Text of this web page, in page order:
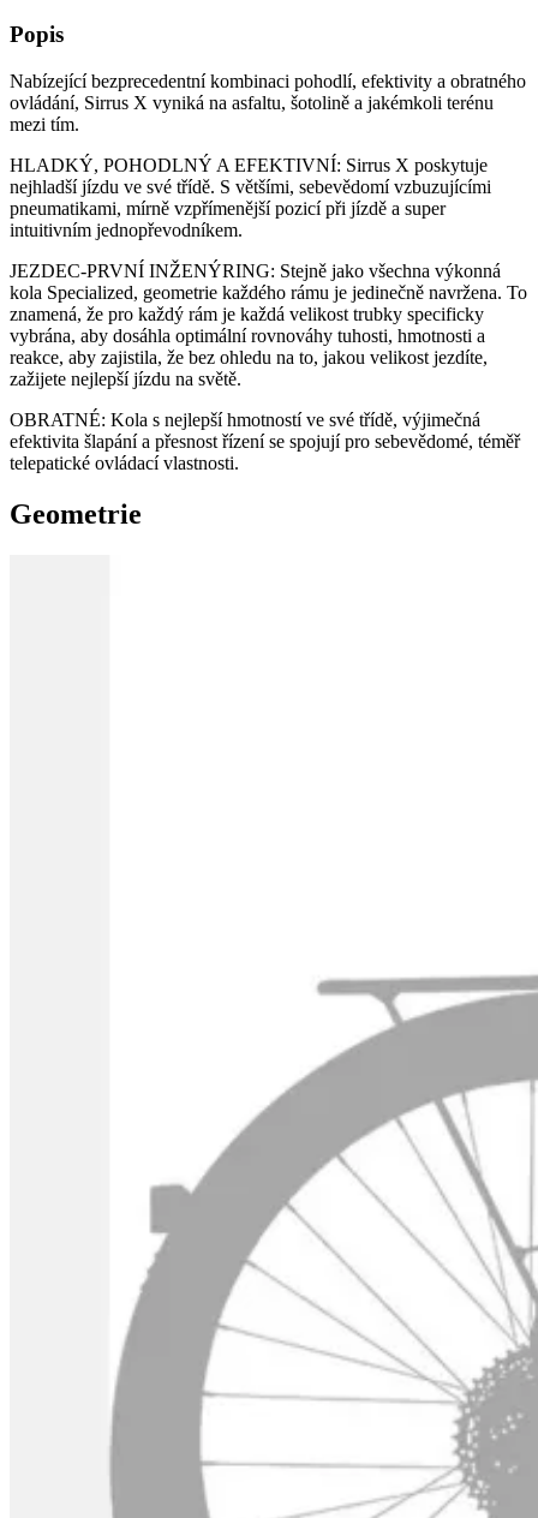
Popis
Nabízející bezprecedentní kombinaci pohodlí, efektivity a obratného
ovládání, Sirrus X vyniká na asfaltu, šotolině a jakémkoli terénu
mezi tím.
HLADKÝ, POHODLNÝ A EFEKTIVNÍ: Sirrus X poskytuje
nejhladší jízdu ve své třídě. S většími, sebevědomí vzbuzujícími
pneumatikami, mírně vzpřímenější pozicí při jízdě a super
intuitivním jednopřevodníkem.
JEZDEC-PRVNÍ INŽENÝRING: Stejně jako všechna výkonná
kola Specialized, geometrie každého rámu je jedinečně navržena. To
znamená, že pro každý rám je každá velikost trubky specificky
vybrána, aby dosáhla optimální rovnováhy tuhosti, hmotnosti a
reakce, aby zajistila, že bez ohledu na to, jakou velikost jezdíte,
zažijete nejlepší jízdu na světě.
OBRATNÉ: Kola s nejlepší hmotností ve své třídě, výjimečná
efektivita šlapání a přesnost řízení se spojují pro sebevědomé, téměř
telepatické ovládací vlastnosti.
Geometrie